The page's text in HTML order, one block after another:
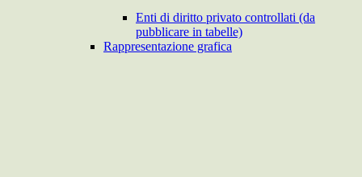
Enti di diritto privato controllati (da
pubblicare in tabelle)
Rappresentazione grafica